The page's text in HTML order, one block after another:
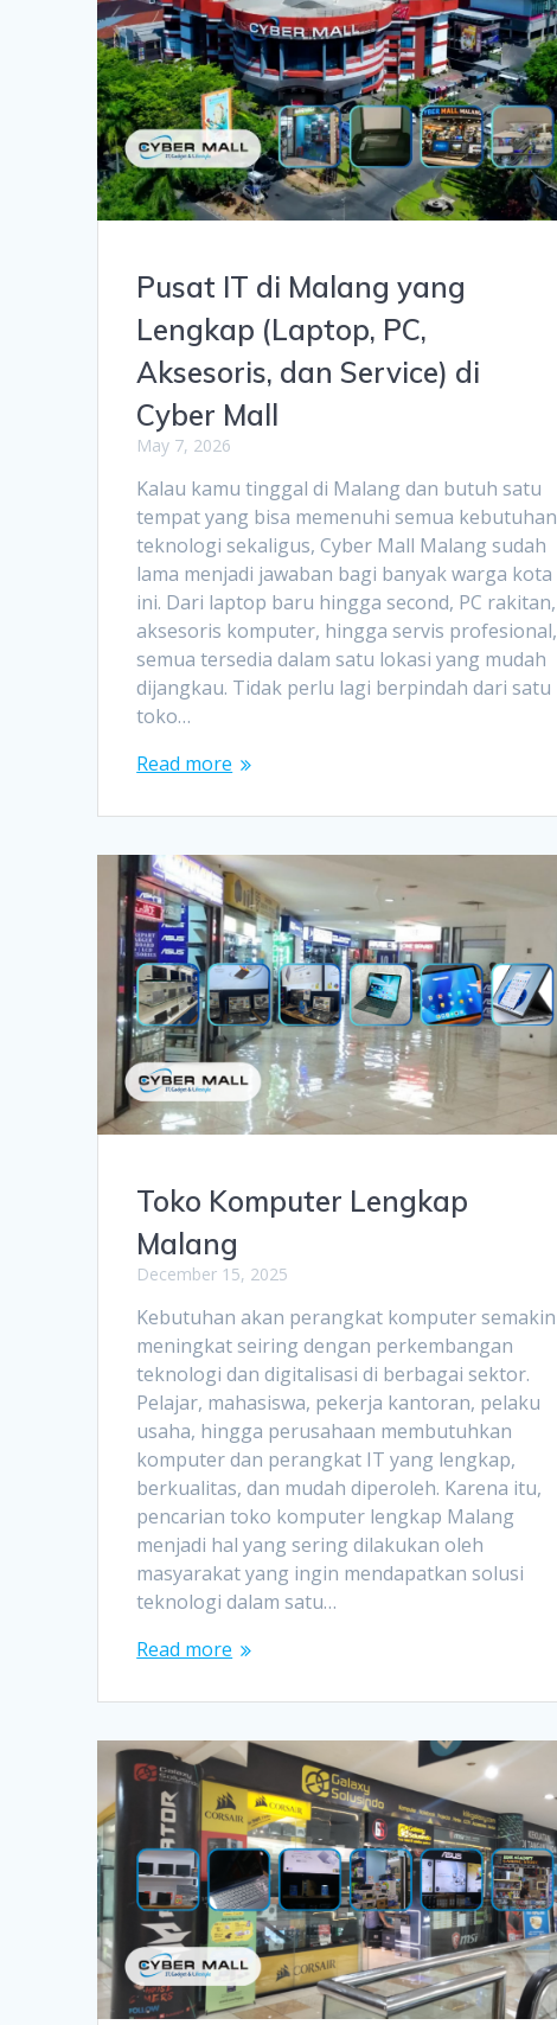
Pusat IT di Malang yang
Lengkap (Laptop, PC,
Aksesoris, dan Service) di
Cyber Mall
May 7, 2026
Kalau kamu tinggal di Malang dan butuh satu
tempat yang bisa memenuhi semua kebutuhan
teknologi sekaligus, Cyber Mall Malang sudah
lama menjadi jawaban bagi banyak warga kota
ini. Dari laptop baru hingga second, PC rakitan,
aksesoris komputer, hingga servis profesional,
semua tersedia dalam satu lokasi yang mudah
dijangkau. Tidak perlu lagi berpindah dari satu
toko…
Read more
Toko Komputer Lengkap
Malang
December 15, 2025
Kebutuhan akan perangkat komputer semakin
meningkat seiring dengan perkembangan
teknologi dan digitalisasi di berbagai sektor.
Pelajar, mahasiswa, pekerja kantoran, pelaku
usaha, hingga perusahaan membutuhkan
komputer dan perangkat IT yang lengkap,
berkualitas, dan mudah diperoleh. Karena itu,
pencarian toko komputer lengkap Malang
menjadi hal yang sering dilakukan oleh
masyarakat yang ingin mendapatkan solusi
teknologi dalam satu…
Read more